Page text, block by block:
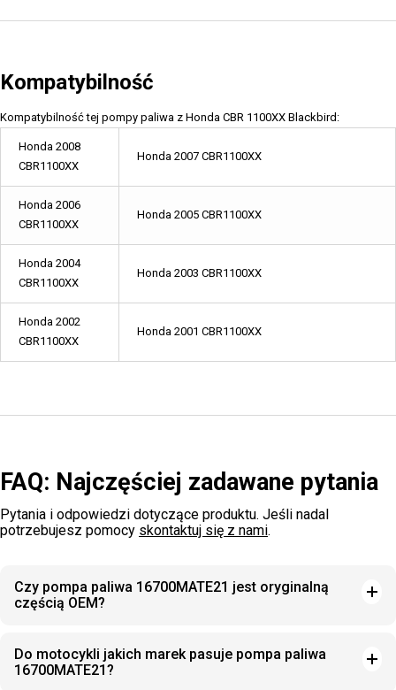
Kompatybilność
Kompatybilność tej pompy paliwa z Honda CBR 1100XX Blackbird:
Honda 2008
CBR1100XX
Honda 2007 CBR1100XX
Honda 2006
CBR1100XX
Honda 2005 CBR1100XX
Honda 2004
CBR1100XX
Honda 2003 CBR1100XX
Honda 2002
CBR1100XX
Honda 2001 CBR1100XX
FAQ: Najczęściej zadawane pytania
Pytania i odpowiedzi dotyczące produktu. Jeśli nadal
potrzebujesz pomocy skontaktuj się z nami.
Czy pompa paliwa 16700MATE21 jest oryginalną
częścią OEM?
Do motocykli jakich marek pasuje pompa paliwa
16700MATE21?